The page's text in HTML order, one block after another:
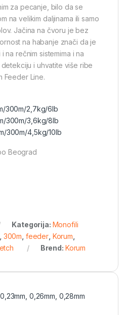
za pecanje, bilo da se
na velikim daljinama ili samo
Jačina na čvoru je bez
na habanje znači da je
na rečnim sistemima i na
i uhvatite više ribe
Feeder Line.
300m/2,7kg/6lb
300m/3,6kg/8lb
300m/4,5kg/10lb
Beograd
Kategorija: Monofili
300m feeder Korum
Brend: Korum
0,23mm, 0,26mm, 0,28mm